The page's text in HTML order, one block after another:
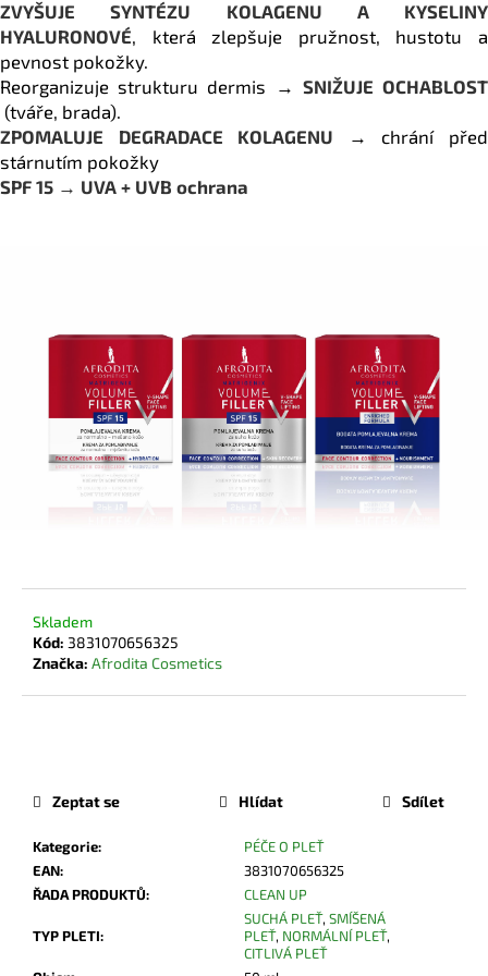
ZVYŠUJE SYNTÉZU KOLAGENU A KYSELINY
HYALURONOVÉ , která zlepšuje pružnost, hustotu a
pevnost pokožky.
Reorganizuje strukturu dermis → SNIŽUJE OCHABLOST
(tváře, brada).
ZPOMALUJE DEGRADACE KOLAGENU → chrání před
stárnutím pokožky
SPF 15 → UVA + UVB ochrana
Skladem
Kód: 3831070656325
Značka: Afrodita Cosmetics
Kategorie:
PÉČE O PLEŤ
EAN:
3831070656325
ŘADA PRODUKTŮ: CLEAN UP
TYP PLETI:
SUCHÁ PLEŤ, SMÍŠENÁ
PLEŤ, NORMÁLNÍ PLEŤ,
CITLIVÁ PLEŤ
Zeptat se Hlídat Sdílet
č
u
j
e
m
e